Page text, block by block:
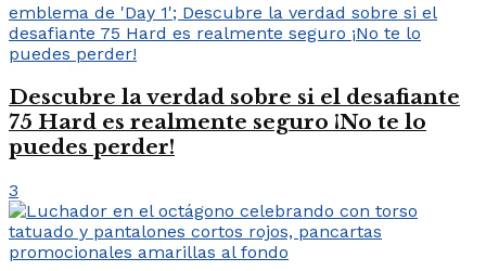
Descubre la verdad sobre si el desafiante
75 Hard es realmente seguro ¡No te lo
puedes perder!
3